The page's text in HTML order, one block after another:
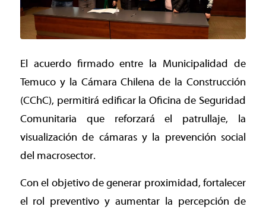
El acuerdo firmado entre la Municipalidad de
Temuco y la Cámara Chilena de la Construcción
(CChC), permitirá edificar la Oficina de Seguridad
Comunitaria que reforzará el patrullaje, la
visualización de cámaras y la prevención social
del macrosector.
Con el objetivo de generar proximidad, fortalecer
el rol preventivo y aumentar la percepción de